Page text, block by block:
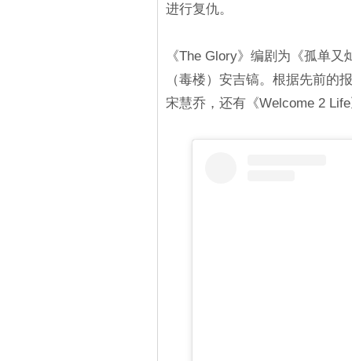
进行复仇。
《The Glory》编剧为《孤单
（毒楼）安吉镐。根据先前的
宋慧乔，还有《Welcome 2